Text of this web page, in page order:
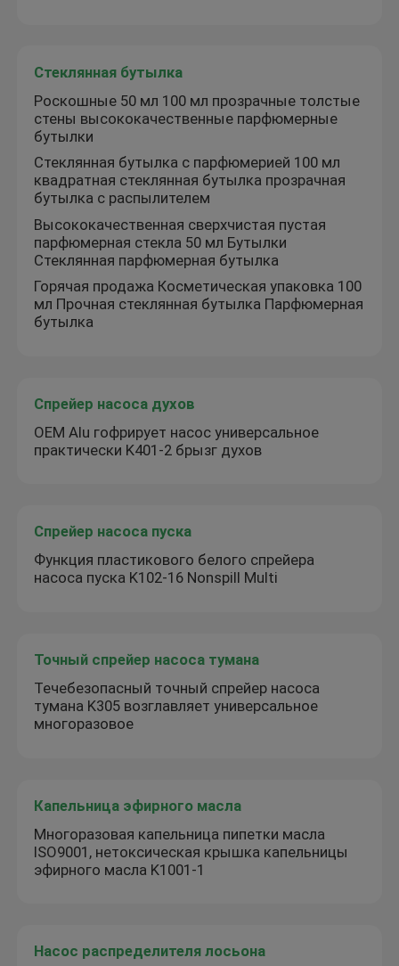
Стеклянная бутылка
Роскошные 50 мл 100 мл прозрачные толстые
стены высококачественные парфюмерные
бутылки
Стеклянная бутылка с парфюмерией 100 мл
квадратная стеклянная бутылка прозрачная
бутылка с распылителем
Высококачественная сверхчистая пустая
парфюмерная стекла 50 мл Бутылки
Стеклянная парфюмерная бутылка
Горячая продажа Косметическая упаковка 100
мл Прочная стеклянная бутылка Парфюмерная
бутылка
Спрейер насоса духов
OEM Alu гофрирует насос универсальное
практически K401-2 брызг духов
Спрейер насоса пуска
Функция пластикового белого спрейера
насоса пуска K102-16 Nonspill Multi
Точный спрейер насоса тумана
Течебезопасный точный спрейер насоса
тумана K305 возглавляет универсальное
многоразовое
Капельница эфирного масла
Многоразовая капельница пипетки масла
ISO9001, нетоксическая крышка капельницы
эфирного масла K1001-1
Насос распределителя лосьона